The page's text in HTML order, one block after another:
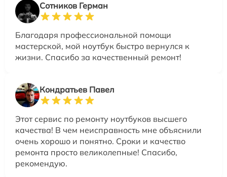
Сотников Герман
Благодаря профессиональной помощи
мастерской, мой ноутбук быстро вернулся к
жизни. Спасибо за качественный ремонт!
Кондратьев Павел
Этот сервис по ремонту ноутбуков высшего
качества! В чем неисправность мне объяснили
очень хорошо и понятно. Сроки и качество
ремонта просто великолепные! Спасибо,
рекомендую.